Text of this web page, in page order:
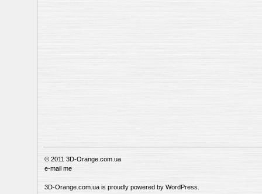
© 2011 3D-Orange.com.ua
e-mail me
3D-Orange.com.ua is proudly powered by WordPress